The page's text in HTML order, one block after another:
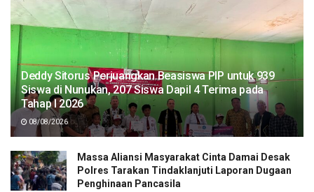
Deddy Sitorus Perjuangkan Beasiswa PIP untuk 939
Siswa di Nunukan, 207 Siswa Dapil 4 Terima pada
Tahap I 2026
08/08/2026
Massa Aliansi Masyarakat Cinta Damai Desak
Polres Tarakan Tindaklanjuti Laporan Dugaan
Penghinaan Pancasila